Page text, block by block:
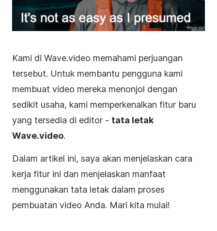
Kami di Wave.video memahami perjuangan
tersebut. Untuk membantu pengguna kami
membuat video mereka menonjol dengan
sedikit usaha, kami memperkenalkan fitur baru
yang tersedia di editor - tata letak
Wave.video.
Dalam artikel ini, saya akan menjelaskan cara
kerja fitur ini dan menjelaskan manfaat
menggunakan tata letak dalam proses
pembuatan video Anda. Mari kita mulai!